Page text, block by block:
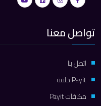
تواصل معنا
اتصل بنا
Payit حلقة
مكافآت Payit